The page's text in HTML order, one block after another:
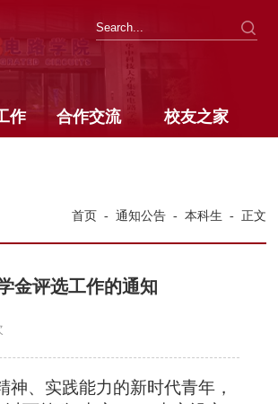
作 合作交流 校友之家
首页 - 通知公告 - 本科生 - 正文
金评选工作的通知
、实践能力的新时代青年，